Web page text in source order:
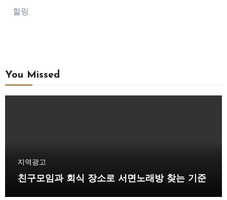
힐링
You Missed
지역광고
친구모임과 회식 장소로 서면노래방 찾는 기준